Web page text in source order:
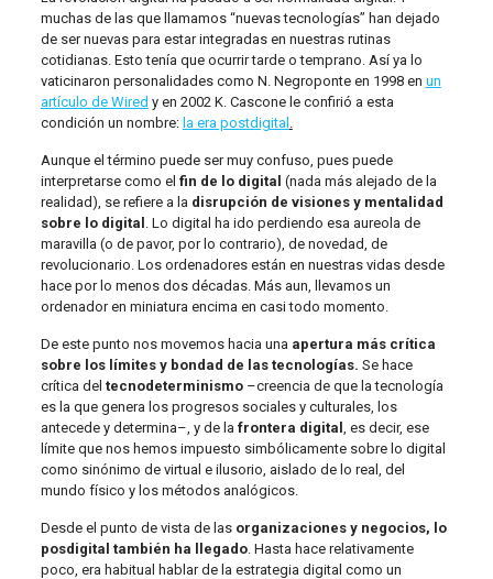
muchas de las que llamamos “nuevas tecnologías” han dejado
de ser nuevas para estar integradas en nuestras rutinas
cotidianas. Esto tenía que ocurrir tarde o temprano. Así ya lo
vaticinaron personalidades como N. Negroponte en 1998 en un
artículo de Wired y en 2002 K. Cascone le confirió a esta
condición un nombre: la era postdigital .
Aunque el término puede ser muy confuso, pues puede
interpretarse como el fin de lo digital (nada más alejado de la
realidad), se refiere a la disrupción de visiones y mentalidad
sobre lo digital . Lo digital ha ido perdiendo esa aureola de
maravilla (o de pavor, por lo contrario), de novedad, de
revolucionario. Los ordenadores están en nuestras vidas desde
hace por lo menos dos décadas. Más aun, llevamos un
ordenador en miniatura encima en casi todo momento.
De este punto nos movemos hacia una apertura más crítica
sobre los límites y bondad de las tecnologías. Se hace
crítica del tecnodeterminismo–creencia de que la tecnología
es la que genera los progresos sociales y culturales, los
antecede y determina–, y de la frontera digital , es decir, ese
límite que nos hemos impuesto simbólicamente sobre lo digital
como sinónimo de virtual e ilusorio, aislado de lo real, del
mundo físico y los métodos analógicos.
Desde el punto de vista de las organizaciones y negocios, lo
posdigital también ha llegado. Hasta hace relativamente
poco, era habitual hablar de la estrategia digital como un